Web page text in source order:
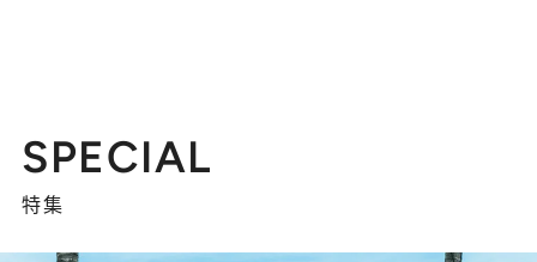
SPECIAL
特集